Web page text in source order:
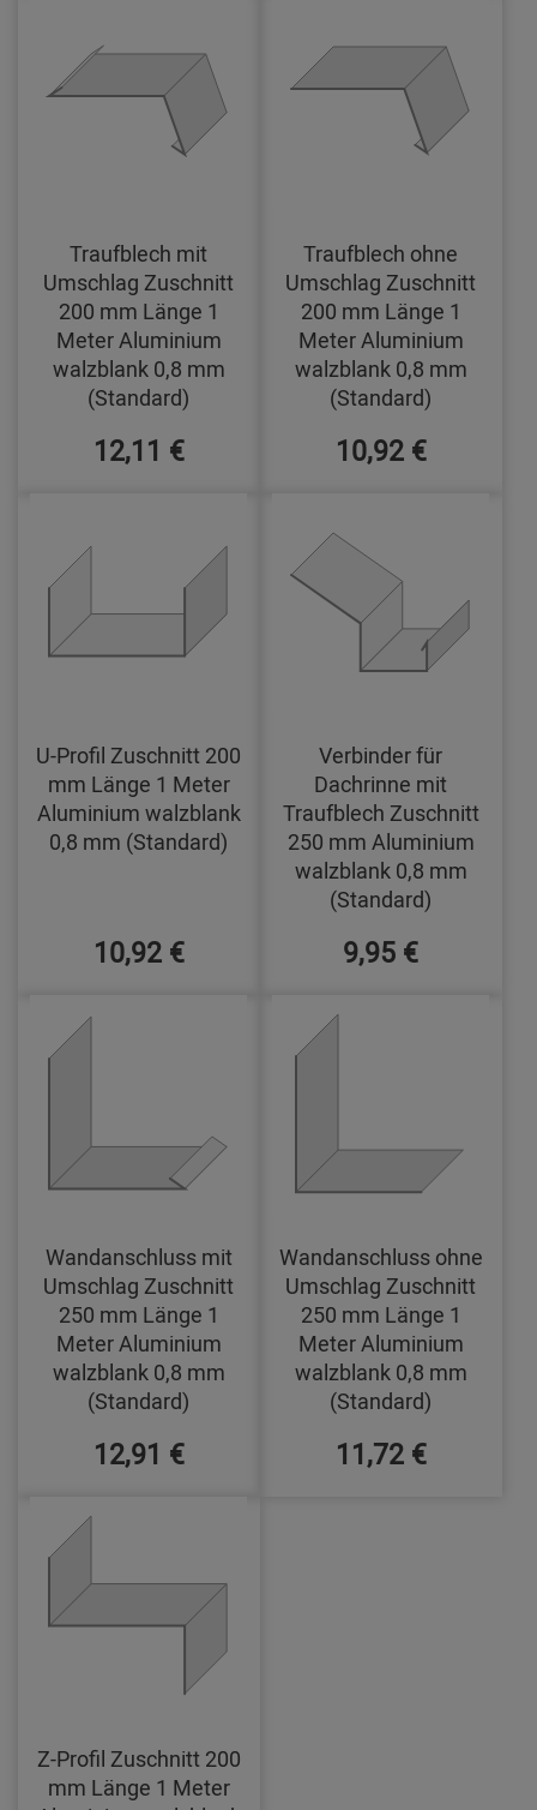
Traufblech mit
Umschlag Zuschnitt
200 mm Länge 1
Meter Aluminium
walzblank 0,8 mm
(Standard)
12,11 €
Traufblech ohne
Umschlag Zuschnitt
200 mm Länge 1
Meter Aluminium
walzblank 0,8 mm
(Standard)
10,92 €
U-Profil Zuschnitt 200
mm Länge 1 Meter
Aluminium walzblank
0,8 mm (Standard)
10,92 €
Verbinder für
Dachrinne mit
Traufblech Zuschnitt
250 mm Aluminium
walzblank 0,8 mm
(Standard)
9,95 €
Wandanschluss mit
Umschlag Zuschnitt
250 mm Länge 1
Meter Aluminium
walzblank 0,8 mm
(Standard)
12,91 €
Wandanschluss ohne
Umschlag Zuschnitt
250 mm Länge 1
Meter Aluminium
walzblank 0,8 mm
(Standard)
11,72 €
Z-Profil Zuschnitt 200
mm Länge 1 Meter